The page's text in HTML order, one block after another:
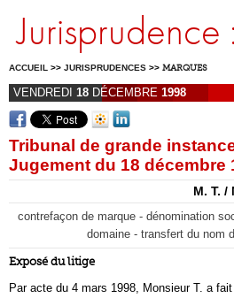
ACCUEIL >> JURISPRUDENCES >> MARQUES
VENDREDI 18 DÉCEMBRE 1998
Tribunal de grande
Jugement du 18 décembre
M. T.
contrefaçon de marque - dénomination
domaine - transfert du nom
Exposé du litige
Par acte du 4 mars 1998, Monsieur T. a